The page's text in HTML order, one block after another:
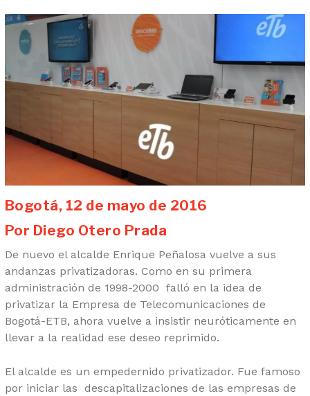
Bogotá, 12 de mayo de 2016
Por Diego Otero Prada
De nuevo el alcalde Enrique Peñalosa vuelve a sus
andanzas privatizadoras. Como en su primera
administración de 1998-2000 falló en la idea de
privatizar la Empresa de Telecomunicaciones de
Bogotá-ETB, ahora vuelve a insistir neuróticamente en
llevar a la realidad ese deseo reprimido.
El alcalde es un empedernido privatizador. Fue famoso
por iniciar las descapitalizaciones de las empresas de